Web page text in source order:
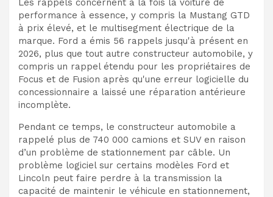
Les rappels concernent à la fois la voiture de
performance à essence, y compris la Mustang GTD
à prix élevé, et le multisegment électrique de la
marque. Ford a émis 56 rappels jusqu'à présent en
2026, plus que tout autre constructeur automobile, y
compris un rappel étendu pour les propriétaires de
Focus et de Fusion après qu'une erreur logicielle du
concessionnaire a laissé une réparation antérieure
incomplète.
Pendant ce temps, le constructeur automobile a
rappelé plus de 740 000 camions et SUV en raison
d’un problème de stationnement par câble. Un
problème logiciel sur certains modèles Ford et
Lincoln peut faire perdre à la transmission la
capacité de maintenir le véhicule en stationnement,